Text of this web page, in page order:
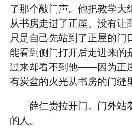
了那个敲门声。他把教学大
从书房走进了正屋。没有让
只是自己先站到了正屋的门
能看到侧门打开后走进来的
过来却看不到他——因为正
有炭盆的火光从书房的门缝
薛仁贵拉开门。门外站
的人。